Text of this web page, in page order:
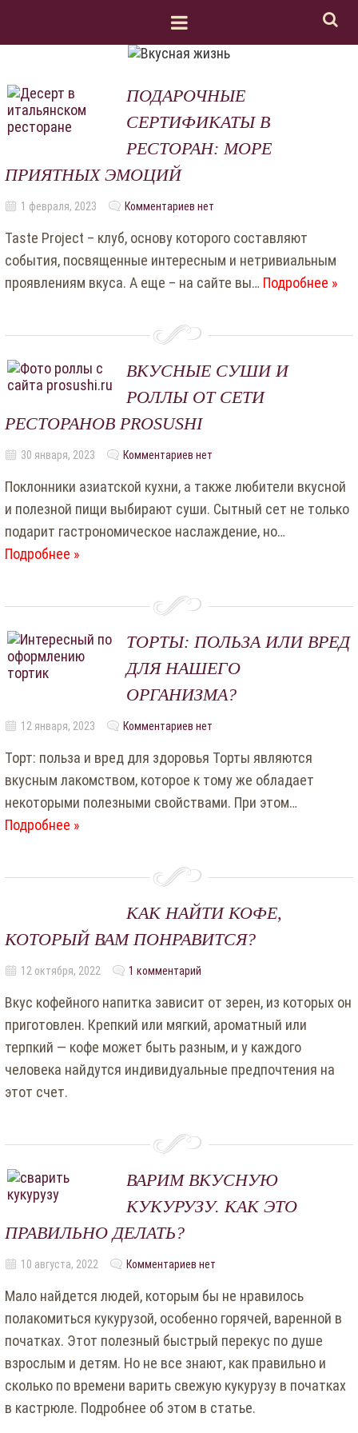
ПОДАРОЧНЫЕ
СЕРТИФИКАТЫ В
РЕСТОРАН: МОРЕ
ПРИЯТНЫХ ЭМОЦИЙ
1 февраля, 2023 Комментариев нет
Taste Project – клуб, основу которого составляют
события, посвященные интересным и нетривиальным
проявлениям вкуса. А еще – на сайте вы… Подробнее »
ВКУСНЫЕ СУШИ И
РОЛЛЫ ОТ СЕТИ
РЕСТОРАНОВ PROSUSHI
30 января, 2023 Комментариев нет
Поклонники азиатской кухни, а также любители вкусной
и полезной пищи выбирают суши. Сытный сет не только
подарит гастрономическое наслаждение, но…
Подробнее »
ТОРТЫ: ПОЛЬЗА ИЛИ ВРЕД
ДЛЯ НАШЕГО
ОРГАНИЗМА?
12 января, 2023 Комментариев нет
Торт: польза и вред для здоровья Торты являются
вкусным лакомством, которое к тому же обладает
некоторыми полезными свойствами. При этом…
Подробнее »
КАК НАЙТИ КОФЕ,
КОТОРЫЙ ВАМ ПОНРАВИТСЯ?
12 октября, 2022 1 комментарий
Вкус кофейного напитка зависит от зерен, из которых он
приготовлен. Крепкий или мягкий, ароматный или
терпкий — кофе может быть разным, и у каждого
человека найдутся индивидуальные предпочтения на
этот счет.
ВАРИМ ВКУСНУЮ
КУКУРУЗУ. КАК ЭТО
ПРАВИЛЬНО ДЕЛАТЬ?
10 августа, 2022 Комментариев нет
Мало найдется людей, которым бы не нравилось
полакомиться кукурузой, особенно горячей, варенной в
початках. Этот полезный быстрый перекус по душе
взрослым и детям. Но не все знают, как правильно и
сколько по времени варить свежую кукурузу в початках
в кастрюле. Подробнее об этом в статье.